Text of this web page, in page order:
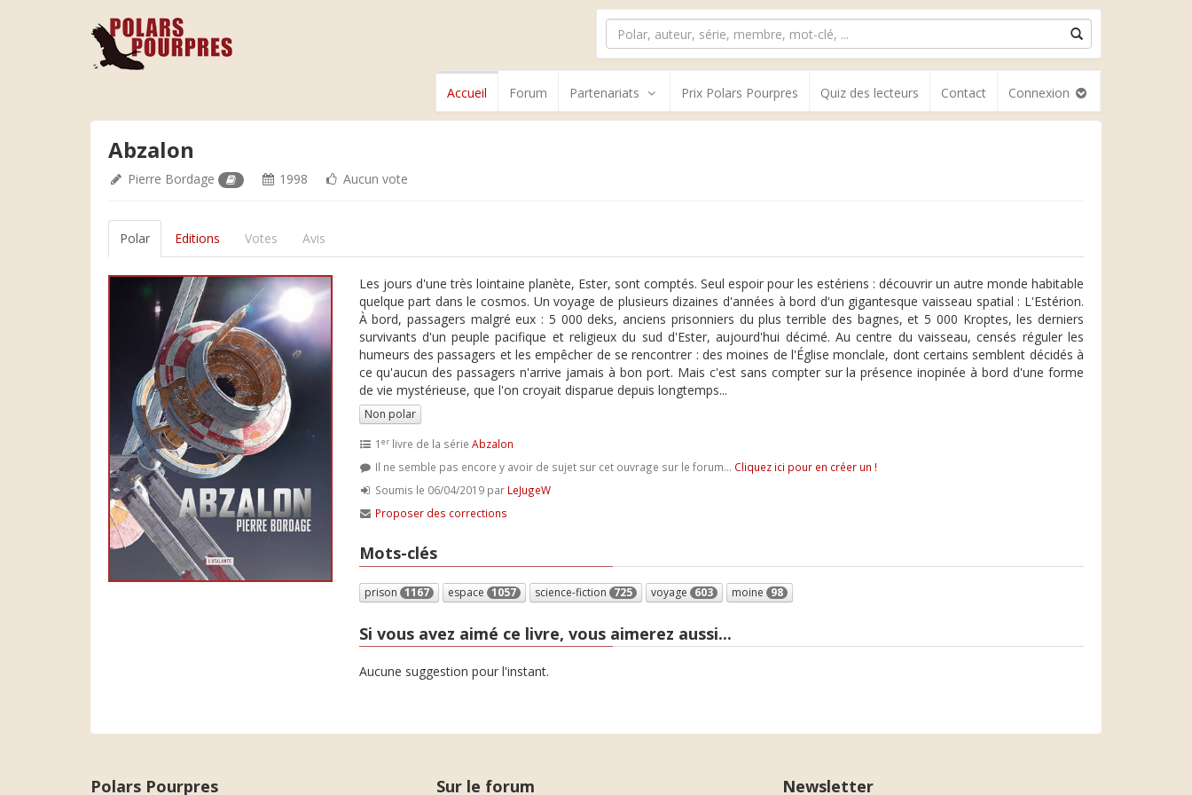
Accueil Forum Partenariats Prix Polars Pourpres Quiz des lecteurs Contact Connexion
Abzalon
Pierre Bordage 1998 Aucun vote
Polar Editions Votes Avis
Les jours d'une très lointaine planète, Ester, sont comptés. Seul espoir pour les estériens : découvrir un autre monde habitable
quelque part dans le cosmos. Un voyage de plusieurs dizaines d'années à bord d'un gigantesque vaisseau spatial : L'Estérion.
À bord, passagers malgré eux : 5 000 deks, anciens prisonniers du plus terrible des bagnes, et 5 000 Kroptes, les derniers
survivants d'un peuple pacifique et religieux du sud d'Ester, aujourd'hui décimé. Au centre du vaisseau, censés réguler les
humeurs des passagers et les empêcher de se rencontrer : des moines de l'Église monclale, dont certains semblent décidés à
ce qu'aucun des passagers n'arrive jamais à bon port. Mais c'est sans compter sur la présence inopinée à bord d'une forme
de vie mystérieuse, que l'on croyait disparue depuis longtemps...
Non polar
1 erlivre de la série Abzalon
Il ne semble pas encore y avoir de sujet sur cet ouvrage sur le forum... Cliquez ici pour en créer un !
Soumis le 06/04/2019 par LeJugeW
Proposer des corrections
Mots-clés
prison 1167 espace 1057 science-fiction 725 voyage 603 moine 98
Si vous avez aimé ce livre, vous aimerez aussi...
Aucune suggestion pour l'instant.
Polars Pourpres Sur le forum Newsletter